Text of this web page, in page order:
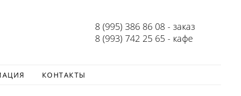
8 (995) 386 86 08 - заказ
8 (993) 742 25 65 - кафе
КОНТАКТЫ